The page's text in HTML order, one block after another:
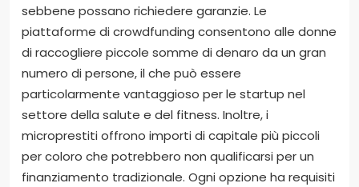
sebbene possano richiedere garanzie. Le
piattaforme di crowdfunding consentono alle donne
di raccogliere piccole somme di denaro da un gran
numero di persone, il che può essere
particolarmente vantaggioso per le startup nel
settore della salute e del fitness. Inoltre, i
microprestiti offrono importi di capitale più piccoli
per coloro che potrebbero non qualificarsi per un
finanziamento tradizionale. Ogni opzione ha requisiti